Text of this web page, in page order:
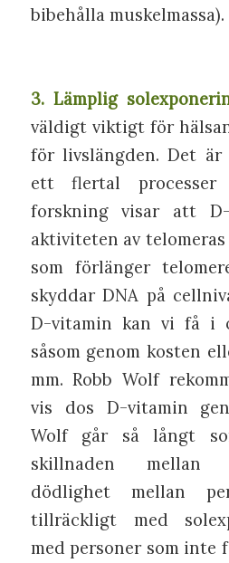
bibehålla muskelmassa).
3. Lämplig
väldigt viktigt för
för livslängden. Det
ett flertal
forskning visar att
aktiviteten av
som förlänger
skyddar DNA på
D-vitamin kan vi få i
såsom genom kosten
mm. Robb Wolf
vis dos D-vitamin
Wolf går så långt
skillnaden mellan
dödlighet mellan
tillräckligt med
med personer som